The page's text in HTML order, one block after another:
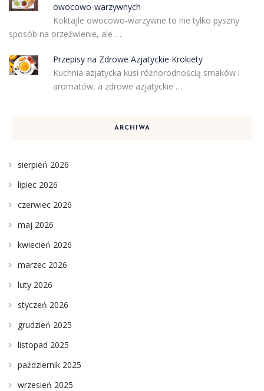
owocowo-warzywnych
Koktajle owocowo-warzywne to nie tylko pyszny
sposób na orzeźwienie, ale …
Przepisy na Zdrowe Azjatyckie Krokiety
Kuchnia azjatycka kusi różnorodnością smaków i
aromatów, a zdrowe azjatyckie …
ARCHIWA
sierpień 2026
lipiec 2026
czerwiec 2026
maj 2026
kwiecień 2026
marzec 2026
luty 2026
styczeń 2026
grudzień 2025
listopad 2025
październik 2025
wrzesień 2025